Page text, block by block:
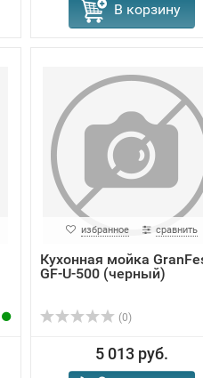
В корзину
избранное сравнить
Кухонная мойка
GF-U-500 (черный)
(0)
5 013 руб.